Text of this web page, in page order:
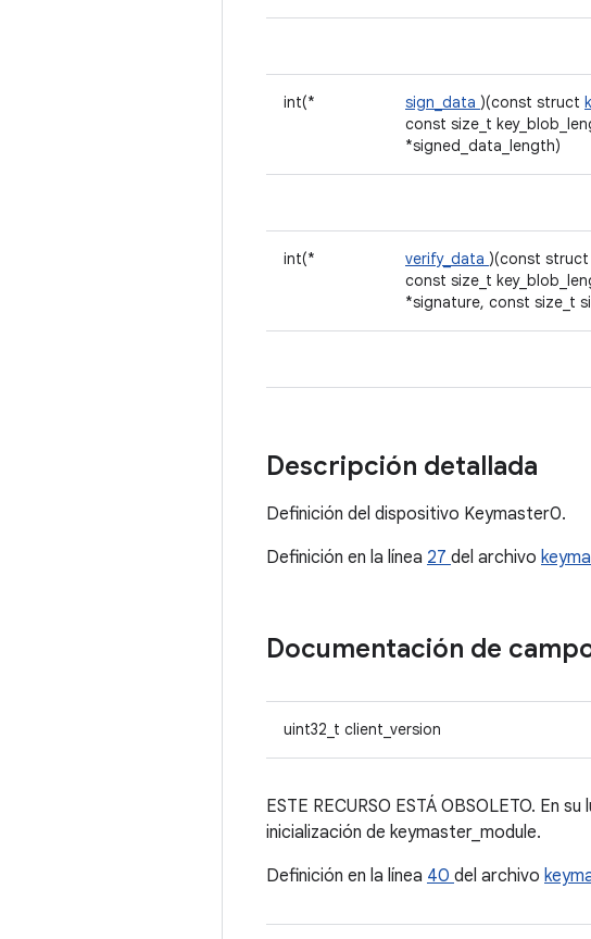
int(* sign_data )(const struct
const size_t
*signed_data_length)
int(* verify_data )(const struct
const size_t
*signature, const size_t
Descripción detallada
Definición del dispositivo Keymaster0.
Definición en la línea 27 del archivo
Documentación de
uint32_t client_version
ESTE RECURSO ESTÁ OBSOLETO. En
inicialización de keymaster_module.
Definición en la línea 40 del archivo